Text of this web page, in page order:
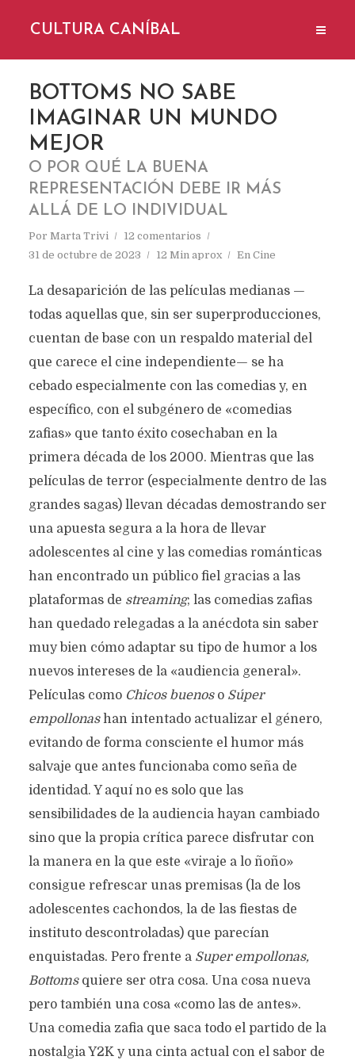
CULTURA CANÍBAL
BOTTOMS NO SABE
IMAGINAR UN MUNDO
MEJOR
O POR QUÉ LA BUENA
REPRESENTACIÓN DEBE IR MÁS
ALLÁ DE LO INDIVIDUAL
Por Marta Trivi
12 comentarios
31 de octubre de 2023
12 Min aprox En Cine
La desaparición de las películas medianas —
todas aquellas que, sin ser superproducciones,
cuentan de base con un respaldo material del
que carece el cine independiente— se ha
cebado especialmente con las comedias y, en
específico, con el subgénero de «comedias
zafias» que tanto éxito cosechaban en la
primera década de los 2000. Mientras que las
películas de terror (especialmente dentro de las
grandes sagas) llevan décadas demostrando ser
una apuesta segura a la hora de llevar
adolescentes al cine y las comedias románticas
han encontrado un público fiel gracias a las
plataformas de streaming; las comedias zafias
han quedado relegadas a la anécdota sin saber
muy bien cómo adaptar su tipo de humor a los
nuevos intereses de la «audiencia general».
Películas como Chicos buenos o Súper
empollonashan intentado actualizar el género,
evitando de forma consciente el humor más
salvaje que antes funcionaba como seña de
identidad. Y aquí no es solo que las
sensibilidades de la audiencia hayan cambiado
sino que la propia crítica parece disfrutar con
la manera en la que este «viraje a lo ñoño»
consigue refrescar unas premisas (la de los
adolescentes cachondos, la de las fiestas de
instituto descontroladas) que parecían
enquistadas. Pero frente a Super empollonas,
Bottoms quiere ser otra cosa. Una cosa nueva
pero también una cosa «como las de antes».
Una comedia zafia que saca todo el partido de la
nostalgia Y2K y una cinta actual con el sabor de